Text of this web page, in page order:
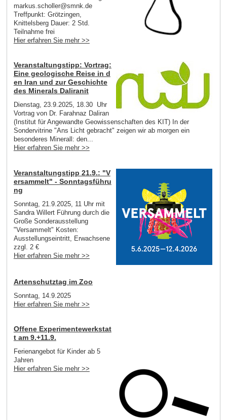
markus.scholler@smnk.de
Treffpunkt: Grötzingen,
Knittelsberg Dauer: 2 Std.
Teilnahme frei
Hier erfahren Sie mehr >>
Veranstaltungstipp: Vortrag:
Eine geologische Reise in d
en Iran und zur Geschichte
des Minerals Daliranit
Dienstag, 23.9.2025, 18.30 Uhr
Vortrag von Dr. Farahnaz Daliran
(Institut für Angewandte Geowissenschaften des KIT) In der
Sondervitrine "Ans Licht gebracht" zeigen wir ab morgen ein
besonderes Minerall: den...
Hier erfahren Sie mehr >>
Veranstaltungstipp 21.9.: "V
ersammelt" - Sonntagsführu
ng
Sonntag, 21.9.2025, 11 Uhr mit
Sandra Willert Führung durch die
Große Sonderausstellung
"Versammelt" Kosten:
Ausstellungseintritt, Erwachsene
zzgl. 2 €
Hier erfahren Sie mehr >>
Artenschutztag im Zoo
Sonntag, 14.9.2025
Hier erfahren Sie mehr >>
Offene Experimentewerkstat
t am 9.+11.9.
Ferienangebot für Kinder ab 5
Jahren
Hier erfahren Sie mehr >>